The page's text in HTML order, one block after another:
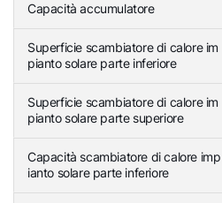
Capacità accumulatore
Superficie scambiatore di calore im
pianto solare parte inferiore
Superficie scambiatore di calore im
pianto solare parte superiore
Capacità scambiatore di calore imp
ianto solare parte inferiore